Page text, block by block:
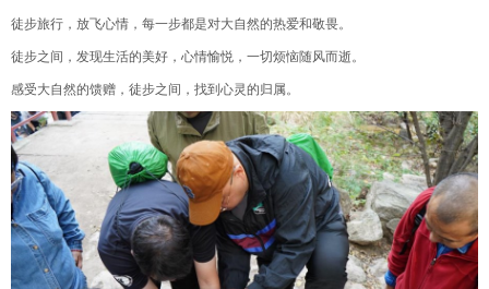
徒步旅行，放飞心情，每一步都是对大自然的热爱和敬畏。
徒步之间，发现生活的美好，心情愉悦，一切烦恼随风而逝。
感受大自然的馈赠，徒步之间，找到心灵的归属。